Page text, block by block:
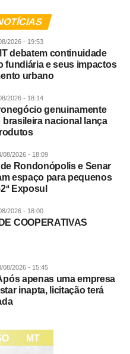
fraude processual e
para a conclusão das
inquérito policial, com o
envolvidos.
Adsumus equipes da
e Furtos (Derf) de
Delegacia de Polícia de
de Combate ao Crime
Especializada de
(Draco).
2026 - 19:53
debatem continuidade
fundiária e seus impactos
urbano
2026 - 18:14
genuinamente
nacional lança
08/2026 - 18:09
Rondonópolis e Senar
espaço para pequenos
Exposul
2026 - 18:00
COOPERATIVAS
08/2026 - 15:45
apenas uma empresa
inapta, licitação terá